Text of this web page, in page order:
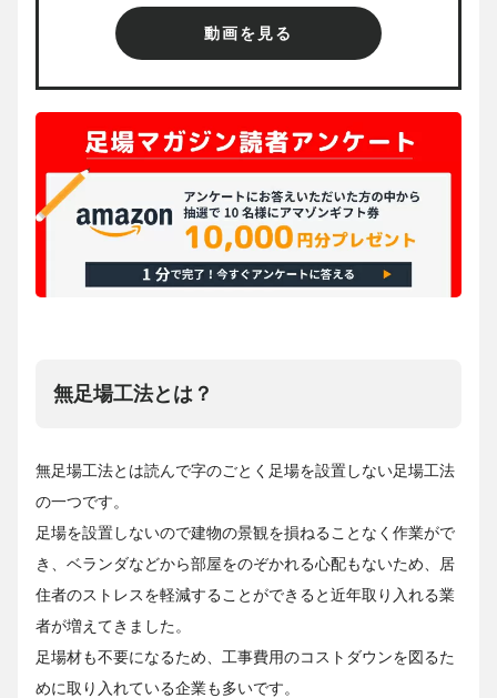
動画を見る
無足場工法とは？
無足場工法とは読んで字のごとく足場を設置しない足場工法
の一つです。
足場を設置しないので建物の景観を損ねることなく作業がで
き、ベランダなどから部屋をのぞかれる心配もないため、居
住者のストレスを軽減することができると近年取り入れる業
者が増えてきました。
足場材も不要になるため、工事費用のコストダウンを図るた
めに取り入れている企業も多いです。